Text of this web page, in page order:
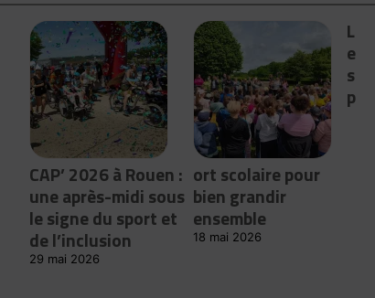
CAP’ 2026 à Rouen :
une après-midi sous
le signe du sport et
de l’inclusion
29 mai 2026
L
e
s
p
ort scolaire pour
bien grandir
ensemble
18 mai 2026